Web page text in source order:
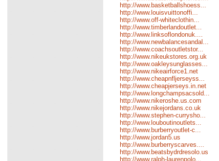
http://www.basketballshoess...
http://www.louisvuittonoffi...
http://www.off-whiteclothin...
http://www.timberlandoutlet...
http://www.linksoflondonuk....
http://www.newbalancesandal...
http://www.coachsoutletstor...
http://www.nikeukstores.org.uk
http://www.oakleysunglasses...
http://www.nikeairforce1.net
http://www.cheapnfljerseyss...
http://www.cheapjerseys.in.net
http://www.longchampsacsold...
http://www.nikeroshe.us.com
http://www.nikejordans.co.uk
http://www.stephen-currysho...
http://www.louboutinoutlets...
http://www.burberryoutlet-c...
http://www.jordan5.us
http://www.burberryscarves....
http://www.beatsbydrdresolo.us
http://www.ralph-laurenpolo...